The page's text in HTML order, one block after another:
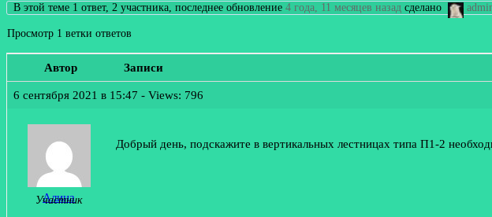
В этой теме 1 ответ, 2 участника, последнее обновление4 года, 11 месяцев назад сделано
Просмотр 1 ветки ответов
Автор Записи
6 сентября 2021 в 15:47 - Views: 796
Алина
Участник
Добрый день, подскажите в вертикальных лестницах типа П1-2